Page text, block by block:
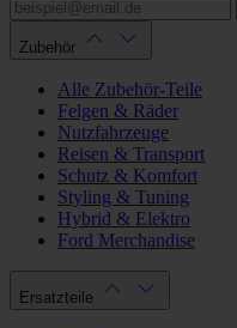
Zubehör
Alle Zubehör-Teile
Felgen & Räder
Nutzfahrzeuge
Reisen & Transport
Schutz & Komfort
Styling & Tuning
Hybrid & Elektro
Ford Merchandise
Ersatzteile